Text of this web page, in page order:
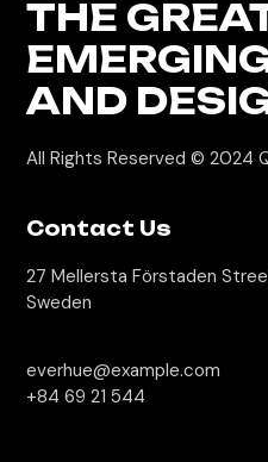
THE
AND
All Rights Reserved © 2024
Contact Us
27 Mellersta Förstaden
Sweden
everhue@example.com
+84 69 21 544